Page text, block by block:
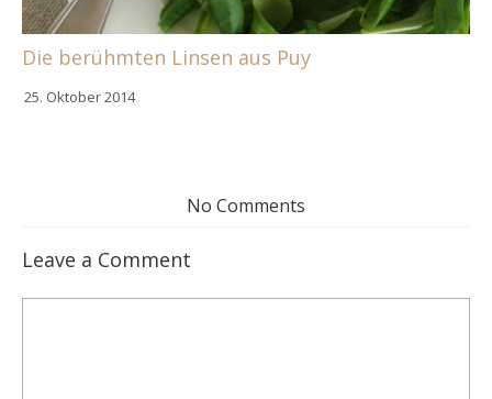
Die berühmten Linsen aus Puy
25. Oktober 2014
No Comments
Leave a Comment